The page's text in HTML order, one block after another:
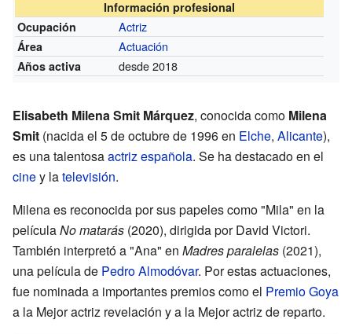
Información profesional
Ocupación
Actriz
Área Actuación
Años activa desde 2018
Elisabeth Milena Smit Márquez, conocida como Milena
Smit (nacida el 5 de octubre de 1996 en Elche, Alicante),
es una talentosaactrizespañola. Se ha destacado en el
ciney latelevisión.
Milena es reconocida por sus papeles como "Mila" en la
películaNo matarás (2020), dirigida por David Victori.
También interpretó a "Ana" en Madres paralelas (2021),
una película de Pedro Almodóvar. Por estas actuaciones,
fue nominada a importantes premios como el Premio Goya
a la Mejor actriz revelación y a la Mejor actriz de reparto.